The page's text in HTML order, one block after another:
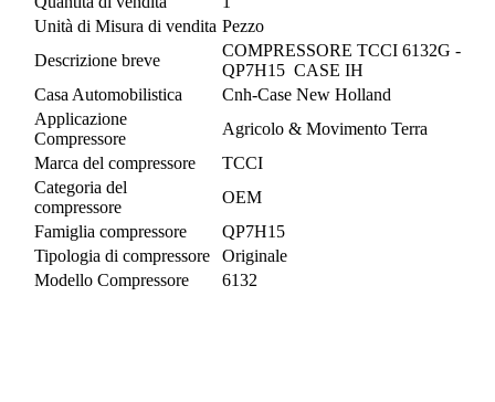
Unità di Misura di vendita Pezzo
Descrizione breve
COMPRESSORE TCCI 6132G -
QP7H15 CASE IH
Casa Automobilistica
Cnh-Case New Holland
Applicazione
Compressore
Agricolo & Movimento Terra
Marca del compressore
TCCI
Categoria del
compressore
OEM
Famiglia compressore
QP7H15
Tipologia di compressore
Originale
Modello Compressore
6132